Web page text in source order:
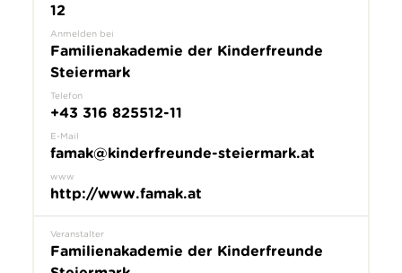
12
Anmelden bei
Familienakademie der Kinderfreunde
Steiermark
Telefon
+43 316 825512-11
E-Mail
famak@kinderfreunde-steiermark.at
www
http://www.famak.at
Veranstalter
Familienakademie der Kinderfreunde